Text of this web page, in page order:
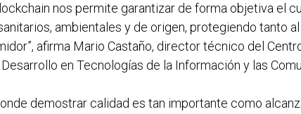
nos permite garantizar de forma objetiva el
ambientales y de origen, protegiendo tanto
afirma Mario Castaño, director técnico del
en Tecnologías de la Información y las
demostrar calidad es tan importante como